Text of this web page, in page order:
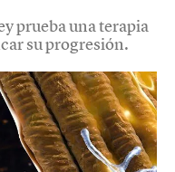
prueba una terapia
su progresión.